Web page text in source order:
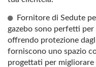
Fornitore di Sedute
gazebo sono perfetti
offrendo protezione
forniscono uno spazio
progettati per